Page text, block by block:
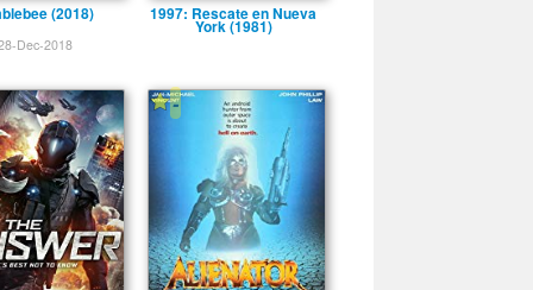
(2018)
Dec-2018
1997: Rescate en Nueva
York (1981)
-